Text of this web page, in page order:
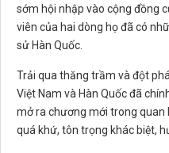
sớm hội nhập vào cộng đồng
viên của hai dòng họ đã có
sử Hàn Quốc.
Trải qua thăng trầm và đột
Việt Nam và Hàn Quốc đã
mở ra chương mới trong quan
quá khứ, tôn trọng khác biệt,